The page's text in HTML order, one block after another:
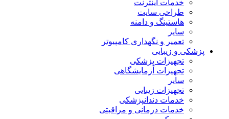
خدمات اینترنت
طراحی سایت
هاستینگ و دامنه
سایر
تعمیر و نگهداری کامپیوتر
پزشکی و زیبایی
تجهیزات پزشکی
تجهیزات آزمایشگاهی
سایر
تجهیزات زیبایی
خدمات دندانپزشکی
خدمات درمانی و مراقبتی